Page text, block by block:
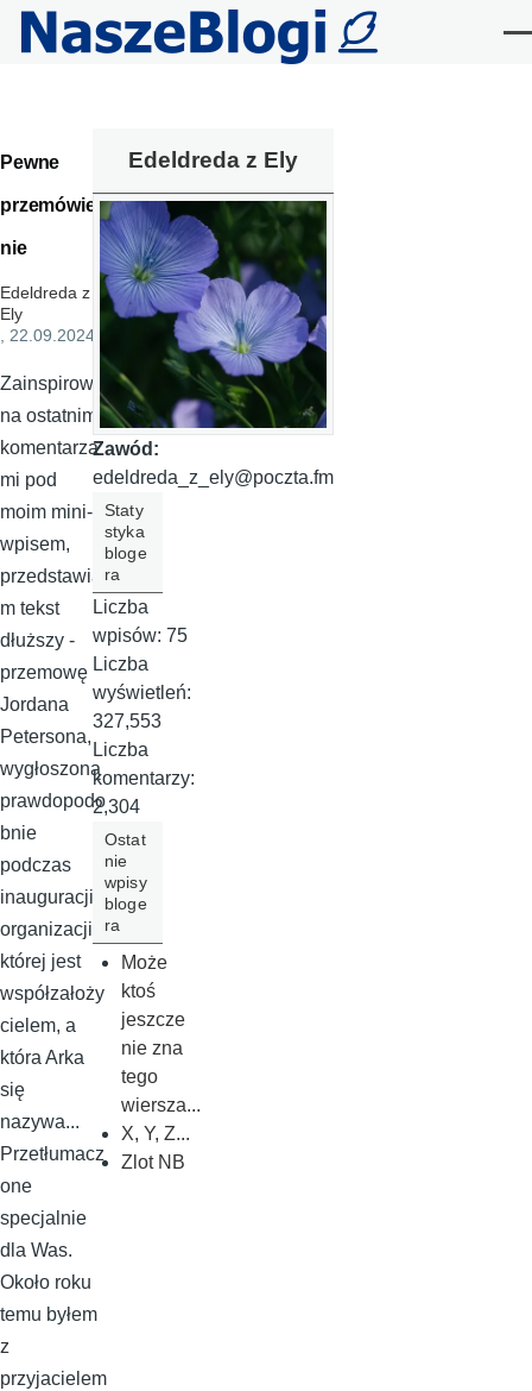
Przejdź do treści
Pewne
przemówie
nie
Edeldreda z
Ely
, 22.09.2024
Zainspirowa
na ostatnimi
komentarza
mi pod
moim mini-
wpisem,
przedstawia
m tekst
dłuższy -
przemowę
Jordana
Petersona,
wygłoszoną
prawdopodo
bnie
podczas
inauguracji
organizacji,
której jest
współzałoży
cielem, a
która Arka
się
nazywa...
Przetłumacz
one
specjalnie
dla Was.
Około roku
temu byłem
z
przyjacielem
Edeldreda z Ely
Zawód:
edeldreda_z_ely@poczta.fm
Staty
styka
bloge
ra
Liczba
wpisów: 75
Liczba
wyświetleń:
327,553
Liczba
komentarzy:
2,304
Ostat
nie
wpisy
bloge
ra
Może
ktoś
jeszcze
nie zna
tego
wiersza...
X, Y, Z...
Zlot NB